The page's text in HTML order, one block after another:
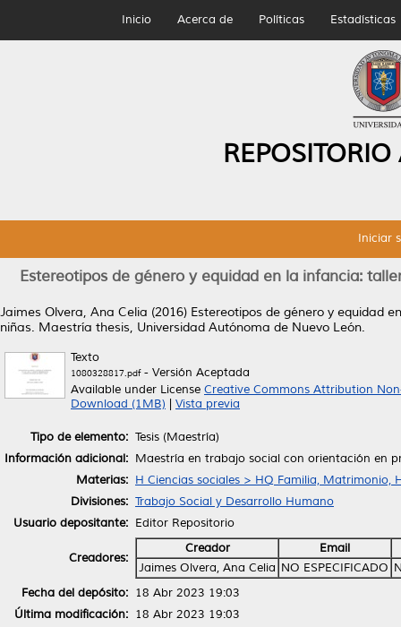
Inicio Acerca de Políticas Estadísticas
Iniciar
Estereotipos de género y equidad en la infancia:
Jaimes Olvera, Ana Celia (2016) Estereotipos de género y equidad
niñas. Maestría thesis, Universidad Autónoma de Nuevo León.
Texto
1080328817.pdf- Versión Aceptada
Available under License Creative Commons Attribution
Download (1MB)
Vista previa
Tipo de elemento: Tesis (Maestría)
Información adicional: Maestría en trabajo social con orientación en
Materias: H Ciencias sociales > HQ Familia, Matrimonio,
Divisiones: Trabajo Social y Desarrollo Humano
Usuario depositante: Editor Repositorio
Creadores:
Creador
Email
Jaimes Olvera, Ana Celia NO ESPECIFICADO
Fecha del depósito: 18 Abr 2023 19:03
Última modificación: 18 Abr 2023 19:03